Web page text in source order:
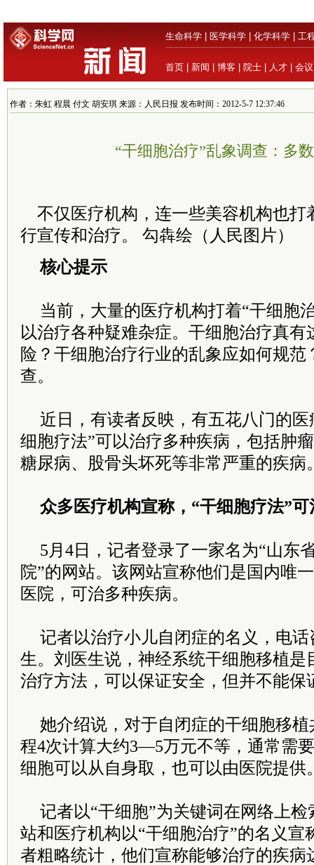
生命科学 医学科学 化学科学 工
首页 新闻 博客 院士 人才 会议
作者：朱虹 程晨 付文 胡安琪 来源：人民日报 发布时间：2012-5-7 12:37:46
“干细胞治疗”乱象调查：多
不仅医疗机构，连一些美容机构也打
行宣传和治疗。 勾犇绘（人民图片）
核心提示
当前，大量的医疗机构打着“干细胞
以治疗各种疑难杂症。干细胞治疗真有
险？干细胞治疗行业的乱象应如何规范
查。
近日，有读者反映，有五花八门的
细胞疗法”可以治疗多种疾病，包括肿
糖尿病、股骨头坏死等非常严重的疾病
众多医疗机构宣称，“干细胞疗法”
5月4日，记者登录了一家名为“山东
院”的网站。该网站宣称他们是国内唯
医院，可治多种疾病。
记者以治疗小儿自闭症的名义，电
生。刘医生说，神经系统干细胞移植是
治疗方法，可以保证安全，但并不能保
她介绍说，对于自闭症的干细胞移
程4次计算大约3—5万元不等，通常需
细胞可以从自身取，也可以由医院提供
记者以“干细胞”为关键词在网络上
站和医疗机构以“干细胞治疗”的名义宣
者粗略统计，他们宣称能够治疗的疾病